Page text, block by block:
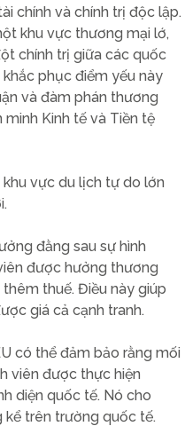
chính và chính trị độc lập.
khu vực thương mại lớ,
chính trị giữa các quốc
phục điểm yếu này
và đàm phán thương
Kinh tế và Tiền tệ
vực du lịch tự do lớn
đằng sau sự hình
được hưởng thương
thuế. Điều này giúp
giá cả cạnh tranh.
có thể đảm bảo rằng mối
viên được thực hiện
diện quốc tế. Nó cho
trên trường quốc tế.